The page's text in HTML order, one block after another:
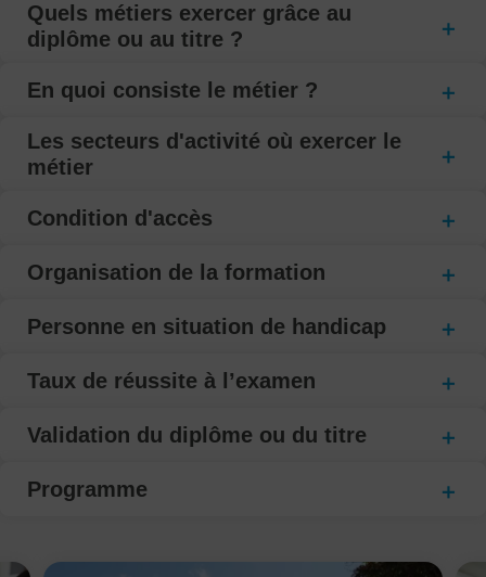
Quels métiers exercer grâce au
diplôme ou au titre ?
En quoi consiste le métier ?
Les secteurs d'activité où exercer le
métier
Condition d'accès
Organisation de la formation
Personne en situation de handicap
Taux de réussite à l’examen
Validation du diplôme ou du titre
Programme